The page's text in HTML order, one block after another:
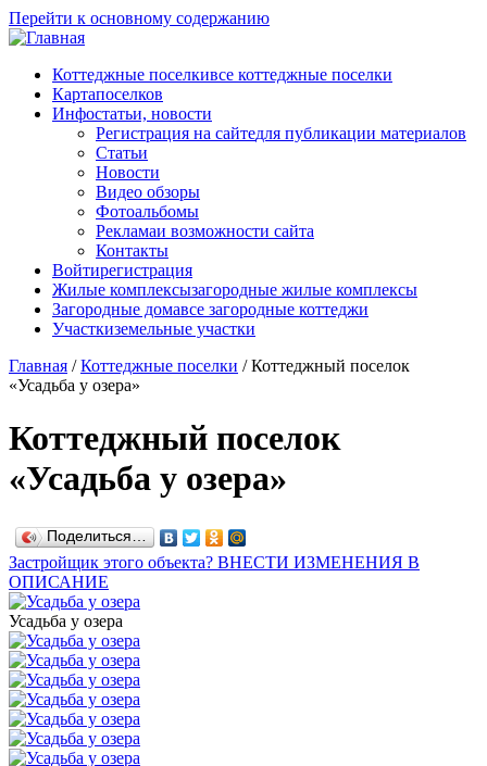
Перейти к основному содержанию
Коттеджные поселкивсе коттеджные поселки
Картапоселков
Инфостатьи, новости
Регистрация на сайтедля публикации материалов
Статьи
Новости
Видео обзоры
Фотоальбомы
Рекламаи возможности сайта
Контакты
Войтирегистрация
Жилые комплексызагородные жилые комплексы
Загородные домавсе загородные коттеджи
Участкиземельные участки
Главная / Коттеджные поселки /Коттеджный поселок
«Усадьба у озера»
Коттеджный поселок
«Усадьба у озера»
Поделиться…
Застройщик этого объекта? ВНЕСТИ ИЗМЕНЕНИЯ В
ОПИСАНИЕ
Усадьба у озера